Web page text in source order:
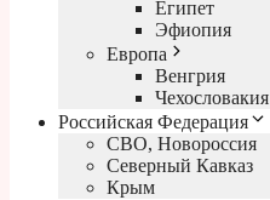
Египет
Эфиопия
Европа
Венгрия
Чехословакия
Российская Федерация
СВО, Новороссия
Северный Кавказ
Крым